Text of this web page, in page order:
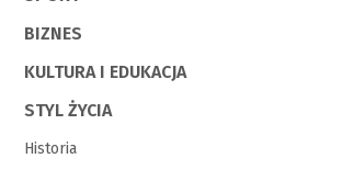
BIZNES
KULTURA I EDUKACJA
STYL ŻYCIA
Historia